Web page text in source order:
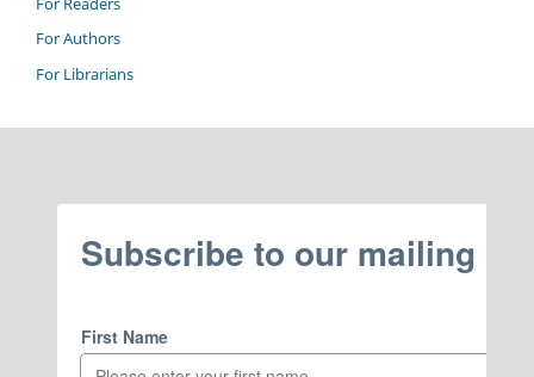
For Authors
For Librarians